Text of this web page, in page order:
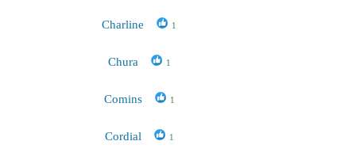
Charline 1
Chura 1
Comins 1
Cordial 1